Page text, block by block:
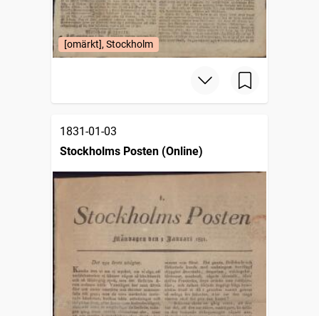
[omärkt], Stockholm
1831-01-03
Stockholms Posten (Online)